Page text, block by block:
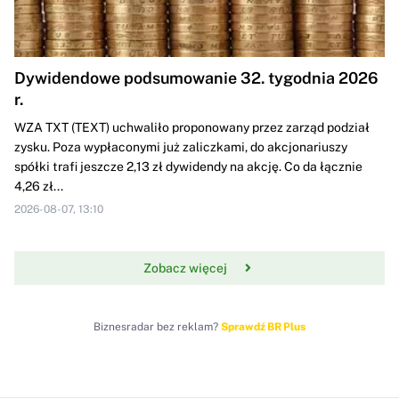
Dywidendowe podsumowanie 32. tygodnia 2026
r.
WZA TXT (TEXT) uchwaliło proponowany przez zarząd podział
zysku. Poza wypłaconymi już zaliczkami, do akcjonariuszy
spółki trafi jeszcze 2,13 zł dywidendy na akcję. Co da łącznie
4,26 zł...
2026-08-07, 13:10
Zobacz więcej
Biznesradar bez reklam? Sprawdź BR Plus